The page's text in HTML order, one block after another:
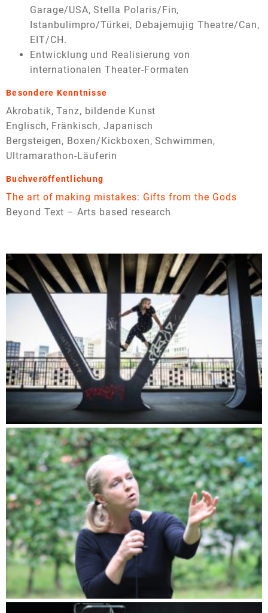
Garage/USA, Stella Polaris/Fin,
Istanbulimpro/Türkei, Debajemujig Theatre/Can,
EIT/CH.
Entwicklung und Realisierung von
internationalen Theater-Formaten
Besondere Kenntnisse
Akrobatik, Tanz, bildende Kunst
Englisch, Fränkisch, Japanisch
Bergsteigen, Boxen/Kickboxen, Schwimmen,
Ultramarathon-Läuferin
Buchveröffentlichung
The art of making mistakes: Gifts from the Gods
Beyond Text – Arts based research